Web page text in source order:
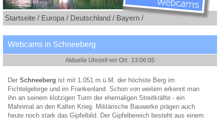
Startseite / Europa / Deutschland / Bayern /
Webcams in Schneeberg
Der Schneeberg ist mit 1.051 m.ü.M. der höchste Berg im
Fichtelgebirge und im Frankenland. Schon von weitem erkennt man
ihn an seinem klotzigen Turm der ehemaligen Streitkräfte - ein
Mahnmal an den Kalten Krieg. Militärische Bauwerke prägen auch
heute noch stark das Gipfelbild. Der Gipfelbereich besteht aus einem